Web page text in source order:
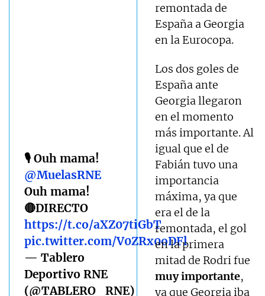
🎙️ Ouh mama!
@MuelasRNE
Ouh mama!
🔴DIRECTO
https://t.co/aXZ07tiGbT
pic.twitter.com/V0ZRx0oDFl
— Tablero
Deportivo RNE
(@TABLERO_RNE)
remontada de
España a Georgia
en la Eurocopa.
Los dos goles de
España ante
Georgia llegaron
en el momento
más importante. Al
igual que el de
Fabián tuvo una
importancia
máxima, ya que
era el de la
remontada, el gol
en la primera
mitad de Rodri fue
muy importante,
ya que Georgia iba